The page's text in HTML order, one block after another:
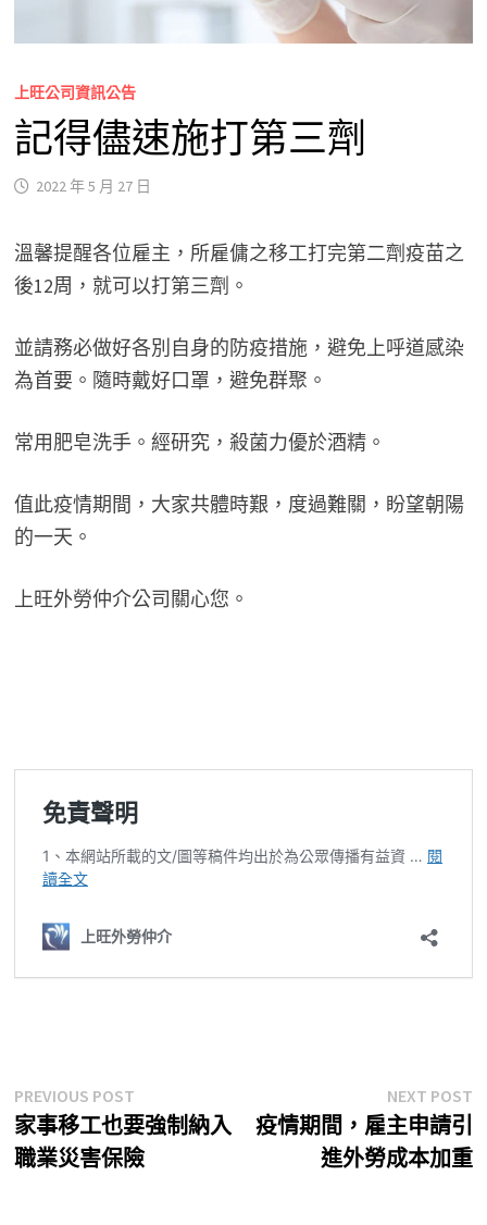
上旺公司資訊公告
記得儘速施打第三劑
2022 年 5 月 27 日
溫馨提醒各位雇主，所雇傭之移工打完第二劑疫苗之
後12周，就可以打第三劑。
並請務必做好各別自身的防疫措施，避免上呼道感染
為首要。隨時戴好口罩，避免群聚。
常用肥皂洗手。經研究，殺菌力優於酒精。
值此疫情期間，大家共體時艱，度過難關，盼望朝陽
的一天。
上旺外勞仲介公司關心您。
文
章
導
PREVIOUS POSTPrevious
post:
家事移工也要強制納入
職業災害保險
NEXT POST
疫情期間，雇主申請引
進外勞成本加重